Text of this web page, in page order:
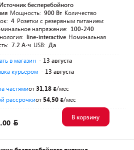
Источник бесперебойного
Мощность: 900 Вт Количество
4 Розетки с резервным питанием:
напряжение: 100-240
line-interactive Номинальная
7.2 А·ч USB: Да
в магазин - 13 августа
курьером - 13 августа
частямиот31,18
/мес
рассрочкиот 54,50 /мес
00
В корзину